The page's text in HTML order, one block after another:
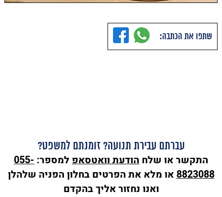
שתפו את הכתבה:
עברתם עבירת תנועה? זומנתם למשפט?
התקשר או שלח הודעתוואטסאפ למספר: 055-
8823088או מלא את הפרטים בחלון הפניה שלהלן
ואנו נחזור אליך בהקדם